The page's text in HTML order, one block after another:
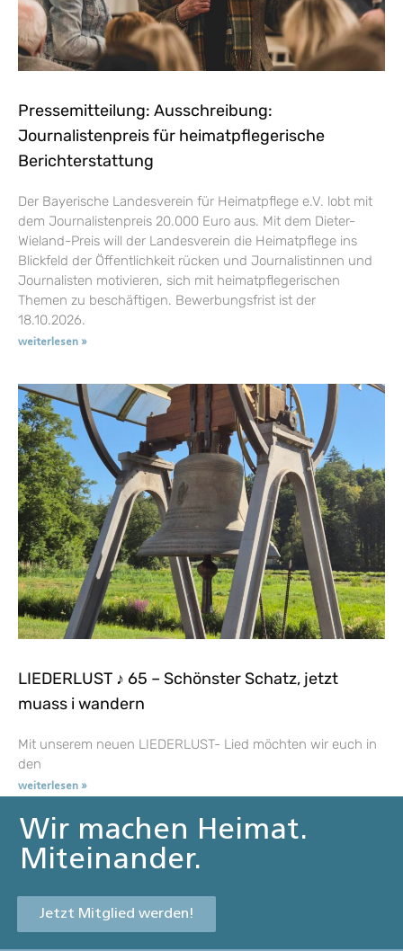
Pressemitteilung: Ausschreibung:
Journalistenpreis für heimatpflegerische
Berichterstattung
Der Bayerische Landesverein für Heimatpflege e.V. lobt mit
dem Journalistenpreis 20.000 Euro aus. Mit dem Dieter-
Wieland-Preis will der Landesverein die Heimatpflege ins
Blickfeld der Öffentlichkeit rücken und Journalistinnen und
Journalisten motivieren, sich mit heimatpflegerischen
Themen zu beschäftigen. Bewerbungsfrist ist der
18.10.2026.
weiterlesen »
LIEDERLUST ♪ 65 – Schönster Schatz, jetzt
muass i wandern
Mit unserem neuen LIEDERLUST- Lied möchten wir euch in
den
weiterlesen »
Wir machen Heimat.
Miteinander.
Jetzt Mitglied werden!